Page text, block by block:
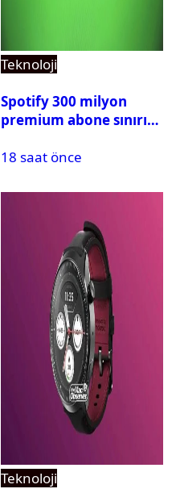
Teknoloji
Spotify 300 milyon
premium abone sınırını
18 saat önce
Teknoloji